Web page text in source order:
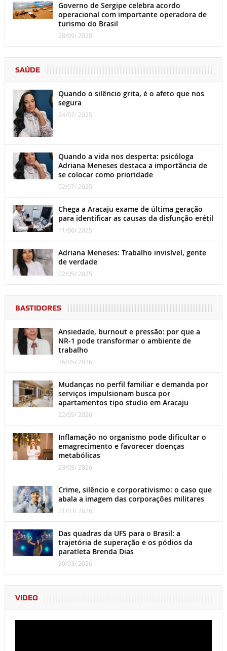
Governo de Sergipe celebra acordo
operacional com importante operadora de
turismo do Brasil
28/09/ 2020
SAÚDE
Quando o silêncio grita, é o afeto que nos
segura
24/07/ 2025
Quando a vida nos desperta: psicóloga
Adriana Meneses destaca a importância de
se colocar como prioridade
02/07/ 2025
Chega a Aracaju exame de última geração
para identificar as causas da disfunção erétil
11/06/ 2025
Adriana Meneses: Trabalho invisível, gente
de verdade
02/05/ 2025
BASTIDORES
Ansiedade, burnout e pressão: por que a
NR-1 pode transformar o ambiente de
trabalho
26/05/ 2026
Mudanças no perfil familiar e demanda por
serviços impulsionam busca por
apartamentos tipo studio em Aracaju
22/05/ 2026
Inflamação no organismo pode dificultar o
emagrecimento e favorecer doenças
metabólicas
23/03/ 2026
Crime, silêncio e corporativismo: o caso que
abala a imagem das corporações militares
21/03/ 2026
Das quadras da UFS para o Brasil: a
trajetória de superação e os pódios da
paratleta Brenda Dias
20/03/ 2026
VIDEO